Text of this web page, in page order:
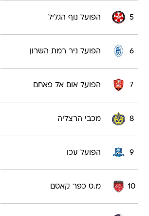
5 הפועל נוף הגליל
6 הפועל ניר רמת השרון
7 הפועל אום אל פאחם
8 מכבי הרצליה
9 הפועל עכו
10 מ.ס כפר קאסם